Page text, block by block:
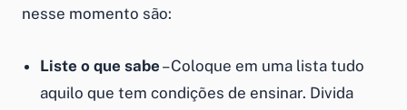
nesse momento são:
Liste o que sabe – Coloque em uma lista tudo
aquilo que tem condições de ensinar. Divida